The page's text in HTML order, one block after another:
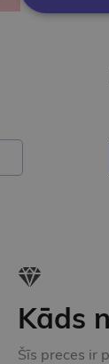
Kāds
Šīs preces ir